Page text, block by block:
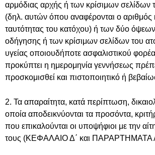
αρμόδιας αρχής ή των κρίσιμων σελίδων
(δηλ. αυτών όπου αναφέρονται ο αριθμός
ταυτότητας του κατόχου) ή των δύο όψεων
οδήγησης ή των κρίσιμων σελίδων του
υγείας οποιουδήποτε ασφαλιστικού
προκύπτει η ημερομηνία γεννήσεως
προσκομισθεί και πιστοποιητικό ή
2. Τα απαραίτητα, κατά περίπτωση,
οποία αποδεικνύονται τα προσόντα,
που επικαλούνται οι υποψήφιοι με την
τους (ΚΕΦΑΛΑΙΟ Δ΄ και ΠΑΡΑΡΤΗΜΑΤΑ